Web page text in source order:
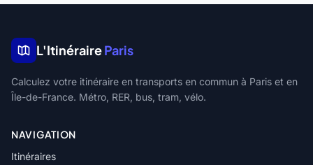
L'ItinéraireParis
Calculez votre itinéraire en transports en commun à Paris et en
Île-de-France. Métro, RER, bus, tram, vélo.
NAVIGATION
Itinéraires